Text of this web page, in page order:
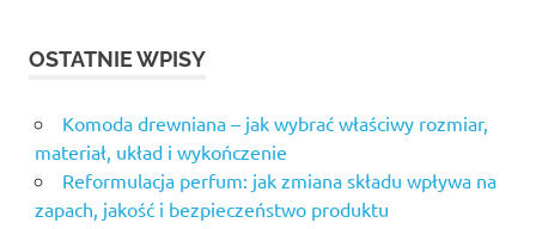
OSTATNIE WPISY
Komoda drewniana – jak wybrać właściwy rozmiar,
materiał, układ i wykończenie
Reformulacja perfum: jak zmiana składu wpływa na
zapach, jakość i bezpieczeństwo produktu